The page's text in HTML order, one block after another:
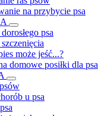
na przybycie psa
psa
może jeść...?
domowe posiłki dla psa
u psa